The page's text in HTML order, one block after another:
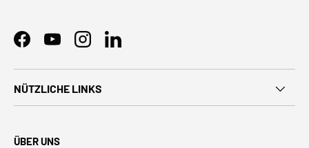
FacebookYouTubeInstagramLinkedIn
NÜTZLICHE LINKS
ÜBER UNS